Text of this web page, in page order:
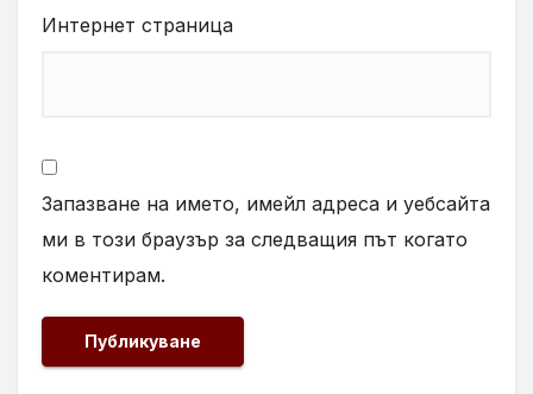
Интернет страница
Запазване на името, имейл адреса и уебсайта
ми в този браузър за следващия път когато
коментирам.